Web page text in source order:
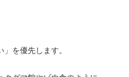
」を優先します。